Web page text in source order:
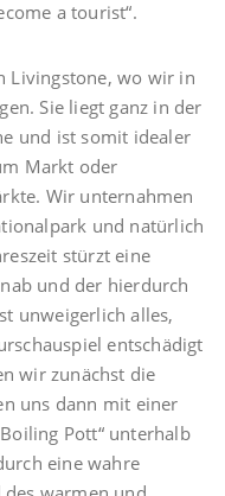
a tourist“.
Livingstone, wo wir in
Sie liegt ganz in der
und ist somit idealer
Markt oder
Wir unternahmen
und natürlich
stürzt eine
und der hierdurch
unweigerlich alles,
entschädigt
wir zunächst die
uns dann mit einer
Pott“ unterhalb
eine wahre